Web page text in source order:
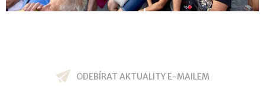
ODEBÍRAT AKTUALITY E-MAILEM